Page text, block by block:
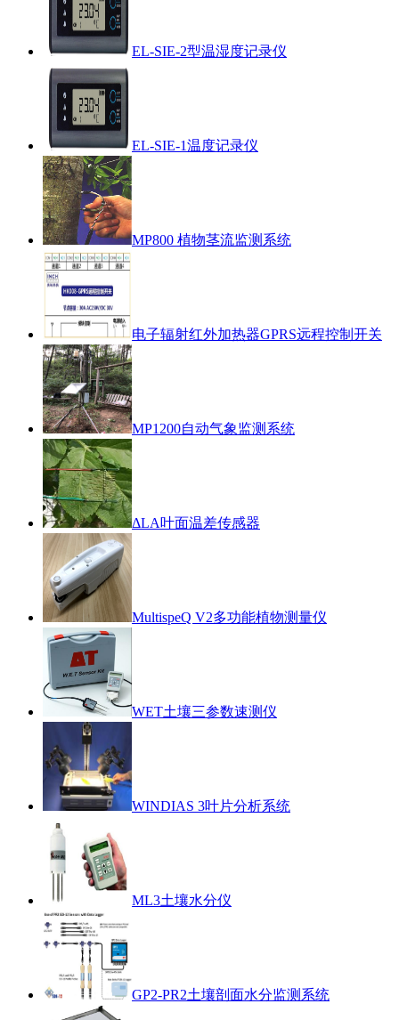
EL-SIE-2型温湿度记录仪
EL-SIE-1温度记录仪
MP800 植物茎流监测系统
电子辐射红外加热器GPRS远程控制开关
MP1200自动气象监测系统
ΔLA叶面温差传感器
MultispeQ V2多功能植物测量仪
WET土壤三参数速测仪
WINDIAS 3叶片分析系统
ML3土壤水分仪
GP2-PR2土壤剖面水分监测系统